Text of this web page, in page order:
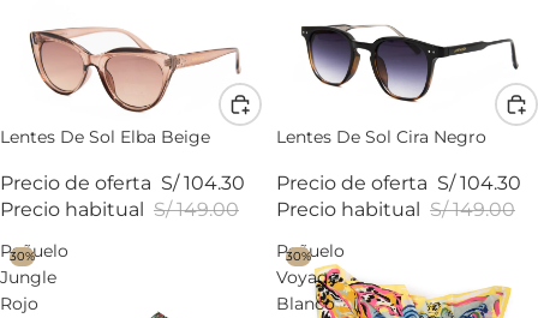
Lentes De Sol Elba Beige
Precio de oferta S/ 104.30
Precio habitual S/ 149.00
Lentes De Sol Cira Negro
Precio de oferta S/ 104.30
Precio habitual S/ 149.00
Pañuelo
Jungle
Rojo
30%
Pañuelo
Voyage
Blanco
30%